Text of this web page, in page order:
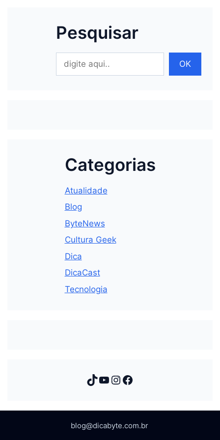
Pesquisar
OK
Categorias
Atualidade
Blog
ByteNews
Cultura Geek
Dica
DicaCast
Tecnologia
TikTok
Youtube
Instagram
Facebook
blog@dicabyte.com.br